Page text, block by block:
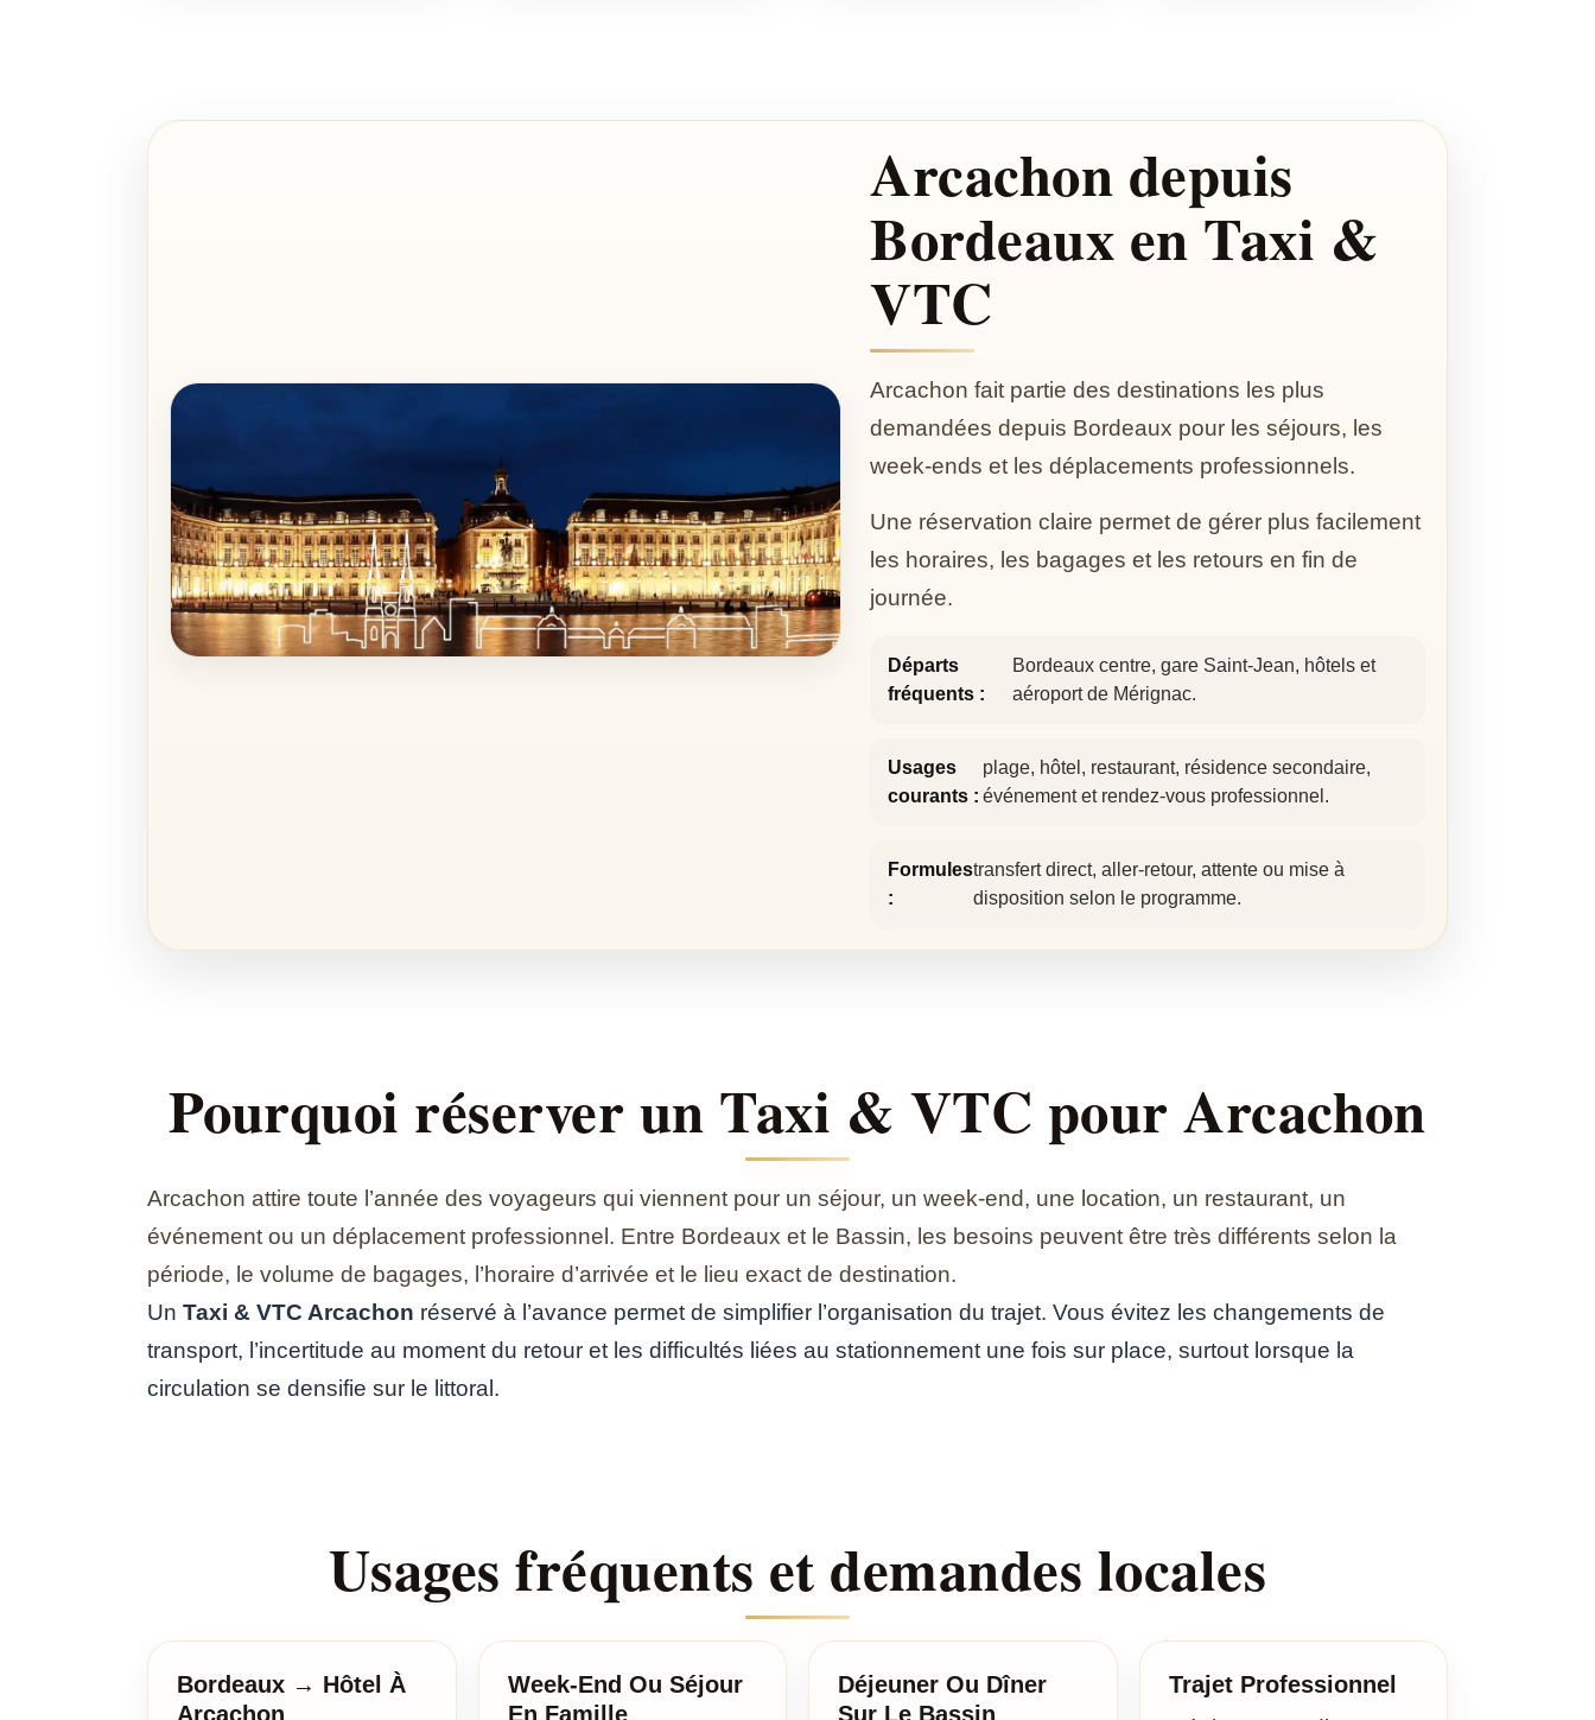
Arcachon depuis
Bordeaux en Taxi &
VTC
Arcachon fait partie des destinations les plus
demandées depuis Bordeaux pour les séjours, les
week-ends et les déplacements professionnels.
Une réservation claire permet de gérer plus facilement
les horaires, les bagages et les retours en fin de
journée.
Départs
fréquents :
Bordeaux centre, gare Saint-Jean, hôtels et
aéroport de Mérignac.
Usages
courants :
plage, hôtel, restaurant, résidence secondaire,
événement et rendez-vous professionnel.
Formules
:
transfert direct, aller-retour, attente ou mise à
disposition selon le programme.
Pourquoi réserver un Taxi & VTC pour Arcachon
Arcachon attire toute l’année des voyageurs qui viennent pour un séjour, un week-end, une location, un restaurant, un
événement ou un déplacement professionnel. Entre Bordeaux et le Bassin, les besoins peuvent être très différents selon la
période, le volume de bagages, l’horaire d’arrivée et le lieu exact de destination.
Un Taxi & VTC Arcachon réservé à l’avance permet de simplifier l’organisation du trajet. Vous évitez les changements de
transport, l’incertitude au moment du retour et les difficultés liées au stationnement une fois sur place, surtout lorsque la
circulation se densifie sur le littoral.
Usages fréquents et demandes locales
Bordeaux → Hôtel À
Arcachon
Week-End Ou Séjour
En Famille
Déjeuner Ou Dîner
Sur Le Bassin
Trajet Professionnel